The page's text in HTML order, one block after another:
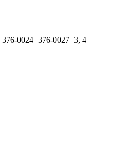
376-0024 376-0027 3, 4